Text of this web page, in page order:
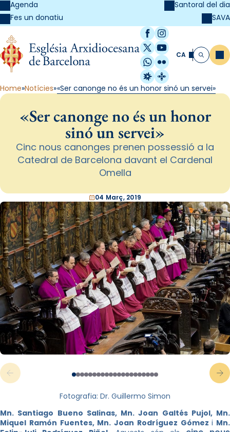
Agenda
Fes un donatiu
Santoral del dia
SAVA
Facebook
Instagram
X / Twitter
YouTube
WhatsApp
Flickr
Radio Estel
Catalunya
CA Cerca
Home Notícies «Ser canonge no és un honor sinó un servei»
«Ser canonge no és un honor
sinó un servei»
Cinc nous canonges prenen possessió a la
Catedral de Barcelona davant el Cardenal
Omella
04 Març, 2019
Fotografia: Dr. Guillermo Simon
Mn. Santiago Bueno Salinas, Mn. Joan Galtés Pujol, Mn.
Miquel Ramón Fuentes, Mn. Joan Rodríguez Gómezi Mn.